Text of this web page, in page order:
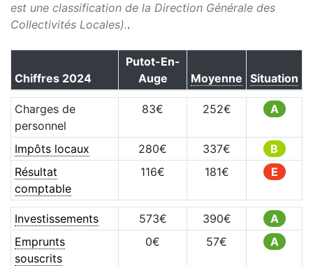
est une classification de la Direction Générale des
Collectivités Locales)..
Chiffres 2024
Putot-En-
Auge
Moyenne Situation
Charges de
personnel
83€ 252€ A
Impôts locaux 280€ 337€
B
Résultat
comptable
116€ 181€ E
Investissements 573€ 390€
A
Emprunts
souscrits
0€ 57€ A